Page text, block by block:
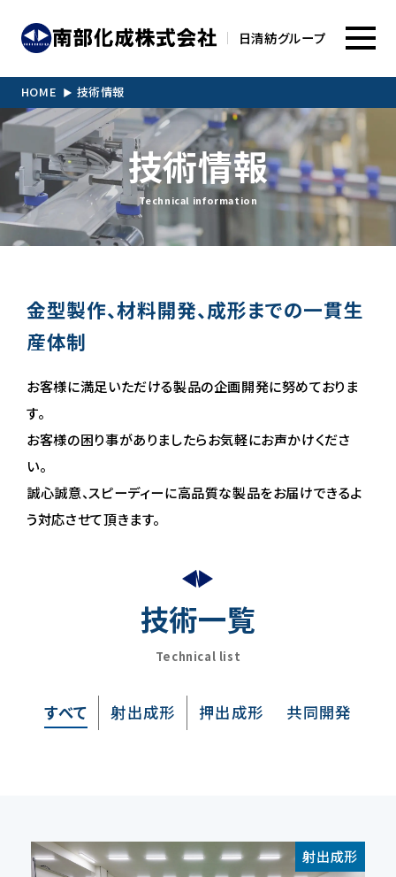
日清紡グループ
HOME 技術情報
技術情報
Technical information
金型製作、材料開発、成形までの一貫生
産体制
お客様に満足いただける製品の企画開発に努めておりま
す。
お客様の困り事がありましたらお気軽にお声かけくださ
い。
誠心誠意、スピーディーに高品質な製品をお届けできるよ
う対応させて頂きます。
技術一覧
Technical list
すべて 射出成形 押出成形 共同開発
射出成形